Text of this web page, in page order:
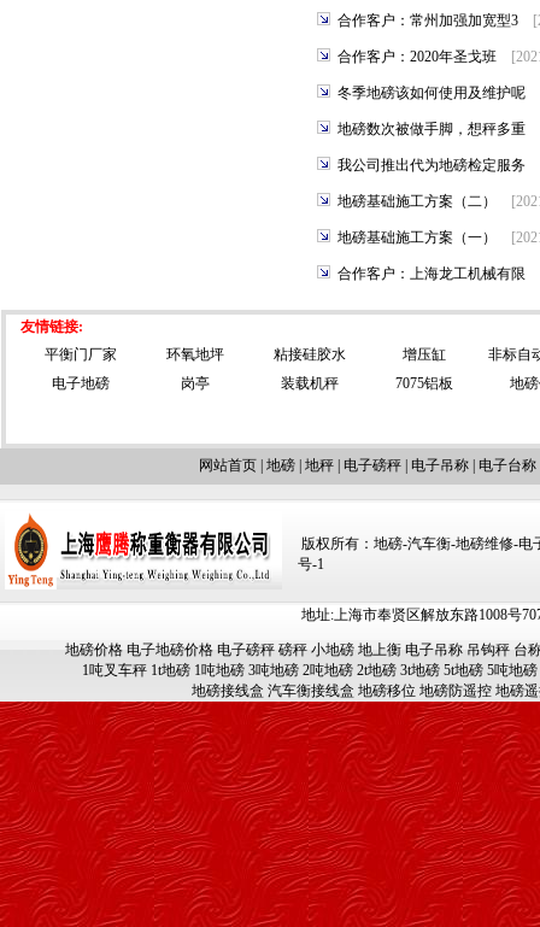
合作客户：常州加强加宽型3
合作客户：2020年圣戈班
冬季地磅该如何使用及维护呢
地磅数次被做手脚，想秤多重
我公司推出代为地磅检定服务
地磅基础施工方案（二）
地磅基础施工方案（一）
合作客户：上海龙工机械有限
友情链接:
平衡门厂家
环氧地坪 粘接硅胶水 增压缸
非标自
电子地磅
岗亭 装载机秤 7075铝板 地
网站首页 地磅 地秤 电子磅秤 电子吊称 电子台称
版权所有：地磅-汽车衡-地磅维修-电
号-1
地址:上海市奉贤区解放东路1008号
地磅价格 电子地磅价格 电子磅秤 磅秤 小地磅 地上衡 电子吊称 吊钩秤 台
1吨叉车秤 1t地磅 1吨地磅 3吨地磅 2吨地磅 2t地磅 3t地磅 5t地磅 5吨地磅
地磅接线盒 汽车衡接线盒 地磅移位 地磅防遥控 地磅